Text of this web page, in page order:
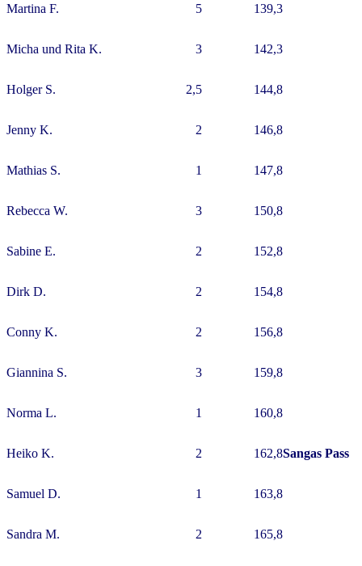
Martina F. 5 139,3
Micha und Rita K. 3 142,3
Holger S. 2,5 144,8
Jenny K. 2 146,8
Mathias S. 1 147,8
Rebecca W. 3 150,8
Sabine E. 2 152,8
Dirk D. 2 154,8
Conny K. 2 156,8
Giannina S. 3 159,8
Norma L. 1 160,8
Heiko K. 2 162,8Sangas Pass
Samuel D. 1 163,8
Sandra M. 2 165,8